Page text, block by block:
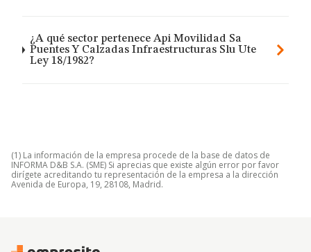
¿A qué sector pertenece Api Movilidad Sa
Puentes Y Calzadas Infraestructuras Slu Ute
Ley 18/1982?
(1) La información de la empresa procede de la base de datos de
INFORMA D&B S.A. (SME) Si aprecias que existe algún error por favor
dirígete acreditando tu representación de la empresa a la dirección
Avenida de Europa, 19, 28108, Madrid.